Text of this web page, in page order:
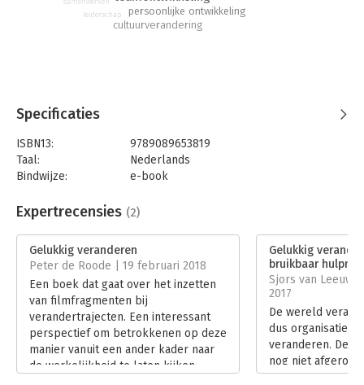
- Inclusief toolkit met filmfragmenten, geordend per
spanningsveld waar je bij veranderingen mee te maken kunt
persoonlijke ontwikkeling
cultuurverandering
leiderschap
Specificaties
ISBN13:
9789089653819
Taal:
Nederlands
Bindwijze:
e-book
Bestandsformaat:
epub
Uitgever:
Van Duuren Management
Druk:
1
Verschijningsdatum:
27-10-2017
Hoofdrubriek: Verandermanagement
Expertrecensies (2)
Gelukkig veranderen
Peter de Roode | 19 februari 2018
Een boek dat gaat over het inzetten
van filmfragmenten bij
verandertrajecten. Een interessant
perspectief om betrokkenen op deze
manier vanuit een ander kader naar
de werkelijkheid te laten kijken.
Gelukkig
bruikbaar
Sjors van
2017
De wereld
dus organisaties
veranderen. De
nog niet
reorganisatie